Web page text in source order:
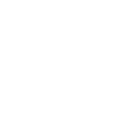
wir die Tanz